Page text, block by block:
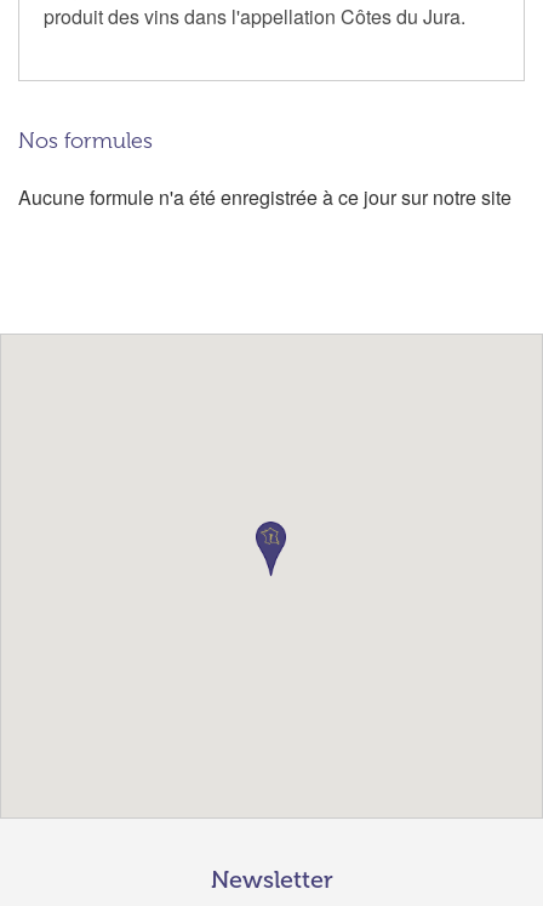
produit des vins dans l'appellation Côtes du Jura.
Nos formules
Aucune formule n'a été enregistrée à ce jour sur notre site
Newsletter